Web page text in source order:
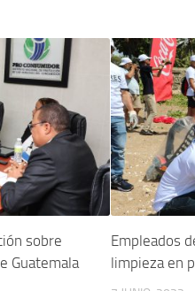
sobre
Guatemala
Empleados
limpieza en